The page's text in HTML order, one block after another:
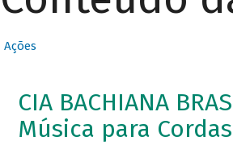
Ações
CIA BACHIANA
Música para Cordas